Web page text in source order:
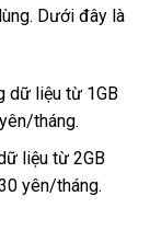
Dưới đây là
dữ liệu từ 1GB
tháng.
liệu từ 2GB
yên/tháng.